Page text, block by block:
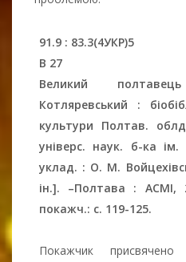
91.9 : 83.3(4УКР)5
В 27
Великий
Котляревський :
культури Полтав.
універс. наук. б-ка
уклад. : О. М.
ін.]. –Полтава : АСМІ,
покажч.: с. 119-125.
Покажчик